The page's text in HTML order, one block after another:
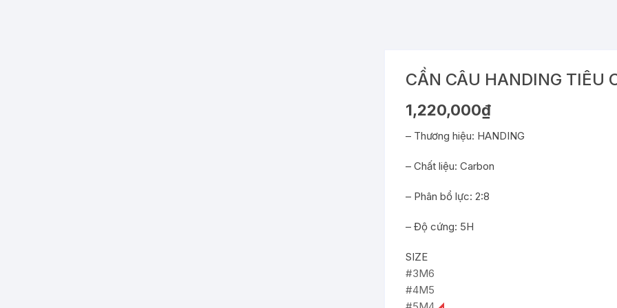
CẦN CÂU HANDING TIÊU
1,220,000₫
– Thương hiệu: HANDING
– Chất liệu: Carbon
– Phân bổ lực: 2:8
– Độ cứng: 5H
SIZE
#3M6
#4M5